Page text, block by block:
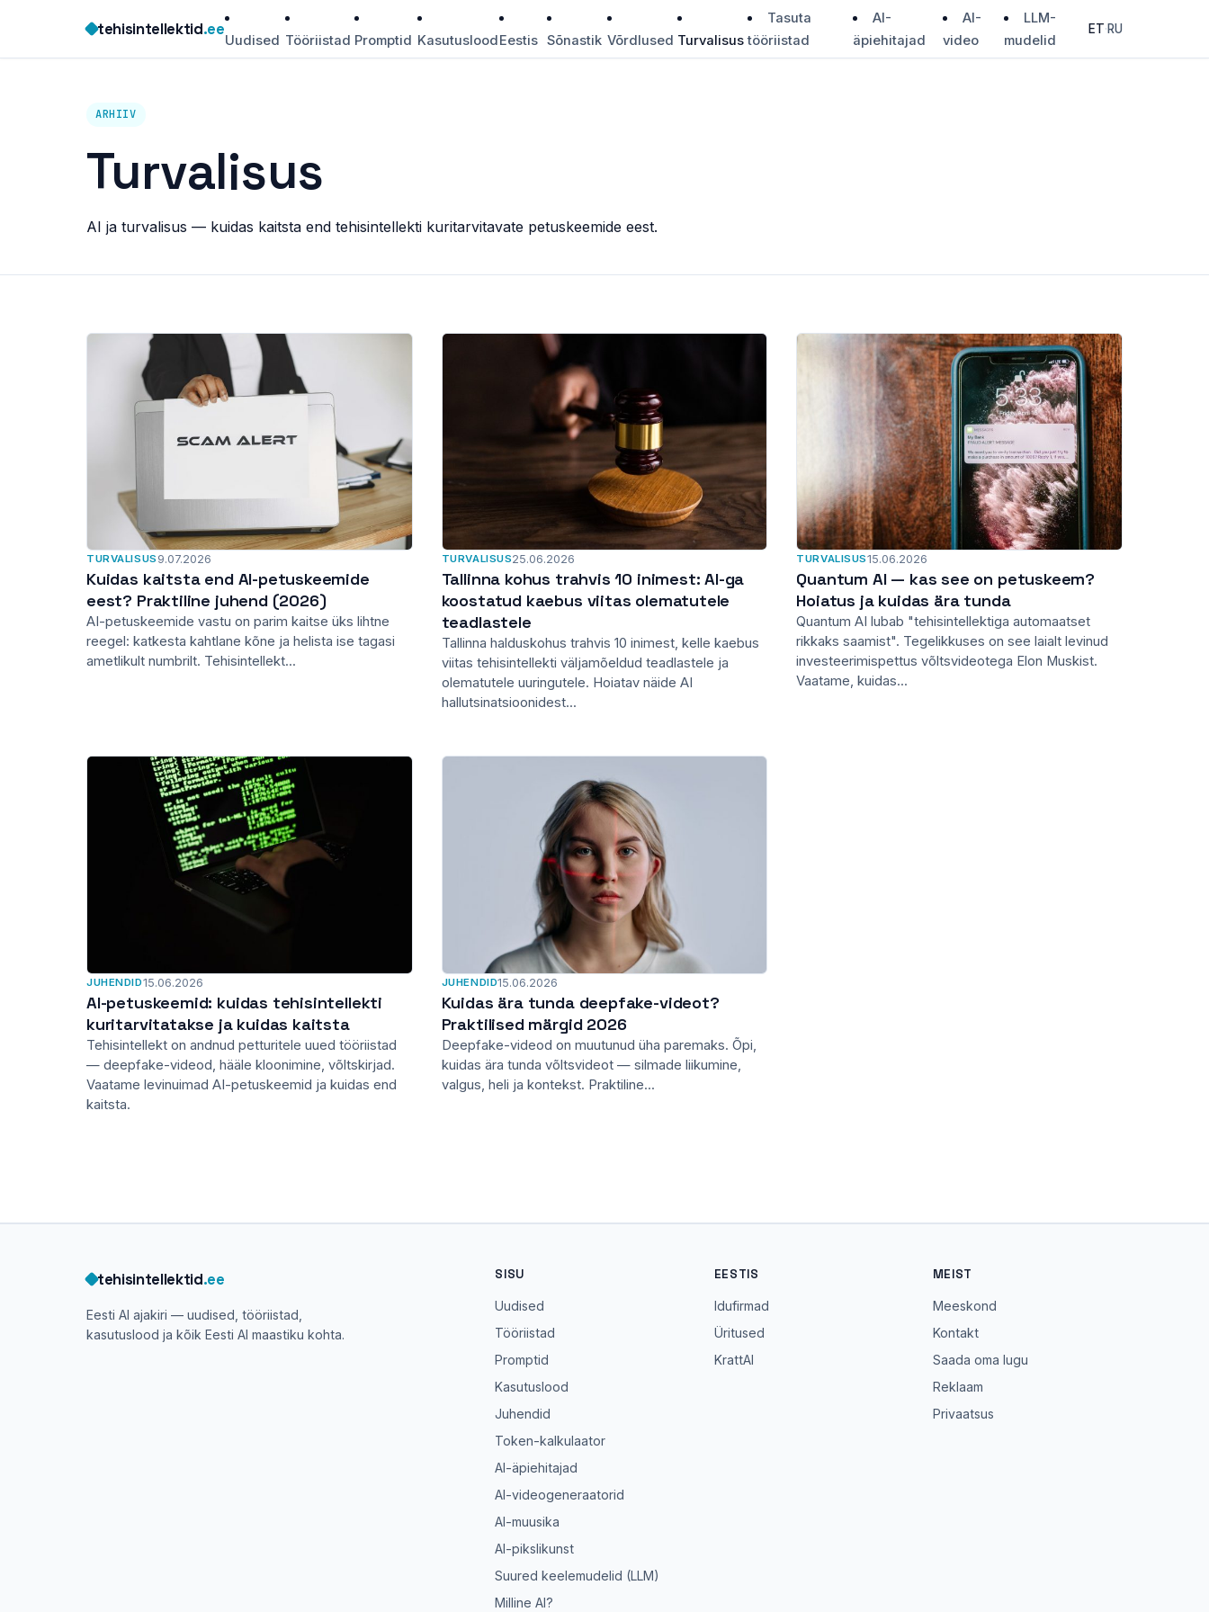
content
tehisintellektid.ee
Uudised Tööriistad Promptid KasutusloodEestis Sõnastik Võrdlused Turvalisus
Tasuta
tööriistad
AI-
äpiehitajad
AI-
video
LLM-
mudelid
ET·RU
ARHIIV
Turvalisus
AI ja turvalisus — kuidas kaitsta end tehisintellekti kuritarvitavate petuskeemide eest.
TURVALISUS 9.07.2026
Kuidas kaitsta end AI-petuskeemide
eest? Praktiline juhend (2026)
AI-petuskeemide vastu on parim kaitse üks lihtne
reegel: katkesta kahtlane kõne ja helista ise tagasi
ametlikult numbrilt. Tehisintellekt...
TURVALISUS25.06.2026
Tallinna kohus trahvis 10 inimest: AI-ga
koostatud kaebus viitas olematutele
teadlastele
Tallinna halduskohus trahvis 10 inimest, kelle kaebus
viitas tehisintellekti väljamõeldud teadlastele ja
olematutele uuringutele. Hoiatav näide AI
hallutsinatsioonidest...
TURVALISUS15.06.2026
Quantum AI — kas see on petuskeem?
Hoiatus ja kuidas ära tunda
Quantum AI lubab "tehisintellektiga automaatset
rikkaks saamist". Tegelikkuses on see laialt levinud
investeerimispettus võltsvideotega Elon Muskist.
Vaatame, kuidas...
JUHENDID15.06.2026
AI-petuskeemid: kuidas tehisintellekti
kuritarvitatakse ja kuidas kaitsta
Tehisintellekt on andnud petturitele uued tööriistad
— deepfake-videod, hääle kloonimine, võltskirjad.
Vaatame levinuimad AI-petuskeemid ja kuidas end
kaitsta.
JUHENDID15.06.2026
Kuidas ära tunda deepfake-videot?
Praktilised märgid 2026
Deepfake-videod on muutunud üha paremaks. Õpi,
kuidas ära tunda võltsvideot — silmade liikumine,
valgus, heli ja kontekst. Praktiline...
tehisintellektid.ee
Eesti AI ajakiri — uudised, tööriistad,
kasutuslood ja kõik Eesti AI maastiku kohta.
SISU
Uudised
Tööriistad
Promptid
Kasutuslood
Juhendid
Token-kalkulaator
AI-äpiehitajad
AI-videogeneraatorid
AI-muusika
AI-pikslikunst
Suured keelemudelid (LLM)
Milline AI?
EESTIS
Idufirmad
Üritused
KrattAI
MEIST
Meeskond
Kontakt
Saada oma lugu
Reklaam
Privaatsus